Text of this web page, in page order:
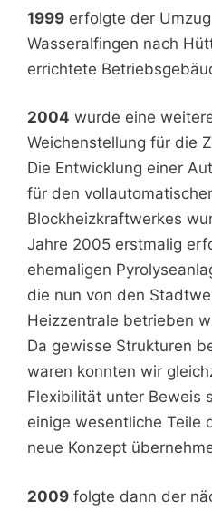
1999 erfolgte der
Wasseralfingen nach
errichtete
2004 wurde eine
Weichenstellung für die
Die Entwicklung einer
für den
Blockheizkraftwerkes
Jahre 2005 erstmalig
ehemaligen
die nun von den
Heizzentrale betrieben
Da gewisse Strukturen
waren konnten wir
Flexibilität unter Beweis
einige wesentliche Teile
neue Konzept
2009 folgte dann der